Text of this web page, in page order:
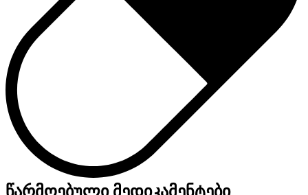
წარმოებული მედიკამენტები